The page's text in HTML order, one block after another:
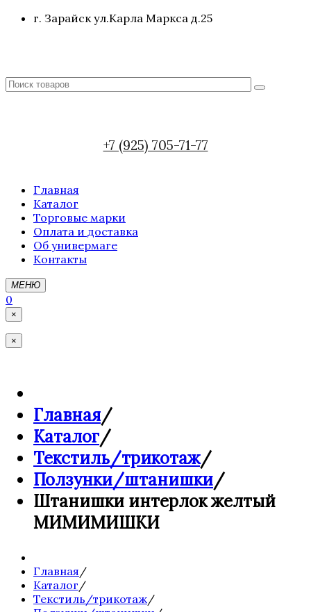
г. Зарайск ул.Карла Маркса д.25
+7 (925) 705-71-77
Главная
Каталог
Торговые марки
Оплата и доставка
Об универмаге
Контакты
МЕНЮ
0
×
×
Главная/
Каталог/
Текстиль/трикотаж/
Ползунки/штанишки/
Штанишки интерлок желтый
МИМИМИШКИ
Главная /
Каталог /
Текстиль/трикотаж/